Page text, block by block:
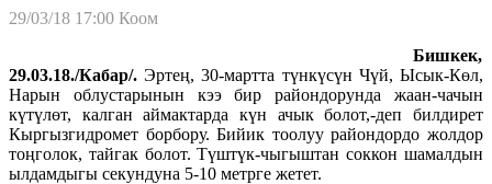
29/03/18 17:00 Коом
Бишкек,
29.03.18./Кабар/. Эртең, 30-мартта түнкүсүн Чүй, Ысык-Көл,
Нарын облустарынын кээ бир райондорунда жаан-чачын
күтүлөт, калган аймактарда күн ачык болот,-деп билдирет
Кыргызгидромет борбору. Бийик тоолуу райондордо жолдор
тоңголок, тайгак болот. Түштүк-чыгыштан соккон шамалдын
ылдамдыгы секундуна 5-10 метрге жетет.